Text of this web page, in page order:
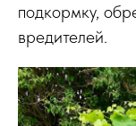
подкормку,
вредителей.